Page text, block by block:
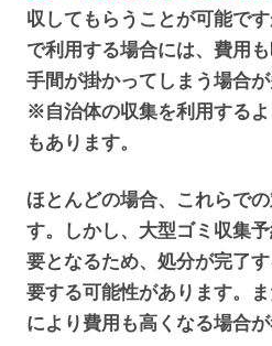
収してもらうことが可能で
で利用する場合には、費用
手間が掛かってしまう場合が
※自治体の収集を利用する
もあります。
ほとんどの場合、これらで
す。しかし、大型ゴミ収集
要となるため、処分が完了
要する可能性があります。
により費用も高くなる場合が